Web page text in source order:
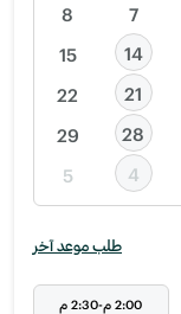
7
8
14
15
21
22
28
29
4
5
طلب موعد آخر
2:00 م-2:30 م